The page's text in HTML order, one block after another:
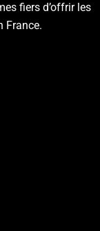
fiers d’offrir les
France.